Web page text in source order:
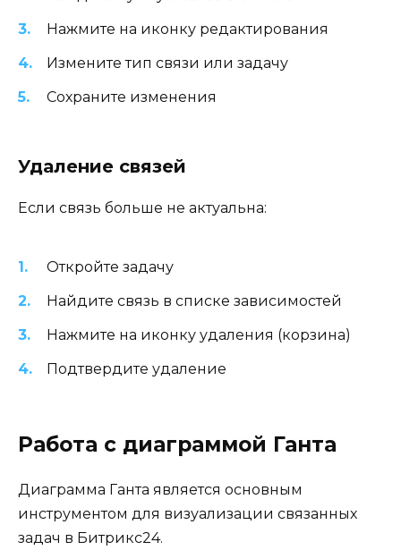
Нажмите на иконку редактирования
Измените тип связи или задачу
Сохраните изменения
Удаление связей
Если связь больше не актуальна:
Откройте задачу
Найдите связь в списке зависимостей
Нажмите на иконку удаления (корзина)
Подтвердите удаление
Работа с диаграммой Ганта
Диаграмма Ганта является основным
инструментом для визуализации связанных
задач в Битрикс24.